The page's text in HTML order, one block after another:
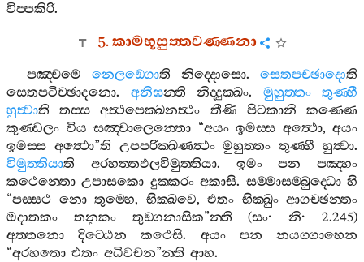
විප‍්පකිරි.
5.කාමභූසුත‍්තවණ‍්ණනා
පඤ‍්චමෙ නෙලඞ‍්ගොති නිද‍්දොසො. සෙතපච‍්ඡාදොති
සෙතපටිච‍්ඡාදනො. අනීඝන‍්ති නිද‍්දුක‍්ඛං. මුහුත‍්තං
තුණ‍්හී
හුත්‍වාති තස‍්ස අත්‍ථපෙක‍්ඛනත්‍ථං තීණි පිටකානි
කණ‍්ණෙ
කුණ‍්ඩලං විය සඤ‍්චාලෙන‍්තො “අයං ඉමස‍්ස අත්‍ථො, අයං
ඉමස‍්ස අත්‍ථො”ති උපපරික‍්ඛණත්‍ථං මුහුත‍්තං තුණ‍්හී හුත්‍වා.
විමුත‍්තියාති අරහත‍්තඵලවිමුත‍්තියා. ඉමං පන
පඤ‍්හං
කථෙන‍්තො උපාසකො දුක‍්කරං අකාසි. සම‍්මාසම‍්බුද‍්ධො හි
“පස‍්සථ නො තුම‍්හෙ, භික‍්ඛවෙ, එතං භික‍්ඛුං ආගච‍්ඡන‍්තං
ඔදාතකං
තනුකං තුඞ‍්ගනාසික”න‍්ති (සං·නි· 2.245)
අත‍්තනො
දිට‍්ඨෙන කථෙසි. අයං පන
නයග‍්ගාහෙන
“අරහතො එතං අධිවචන”න‍්ති ආහ.